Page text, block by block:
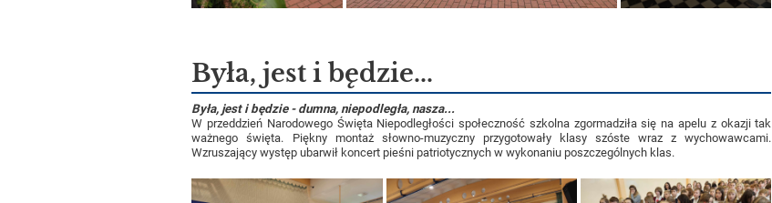
Była, jest i będzie...
Była, jest i będzie - dumna, niepodległa, nasza...
W przeddzień Narodowego Święta Niepodległości społeczność szkolna zgormadziła się na apelu z okazji tak
ważnego święta. Piękny montaż słowno-muzyczny przygotowały klasy szóste wraz z wychowawcami.
Wzruszający występ ubarwił koncert pieśni patriotycznych w wykonaniu poszczególnych klas.